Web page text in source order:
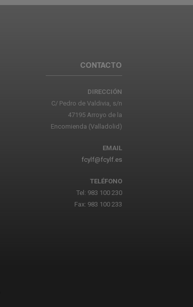
CONTACTO
DIRECCIÓN
C/ Pedro de Valdivia, s/n
47195 Arroyo de la
Encomienda (Valladolid)
EMAIL
fcylf@fcylf.es
TELÉFONO
Tel: 983 100 230
Fax: 983 100 233